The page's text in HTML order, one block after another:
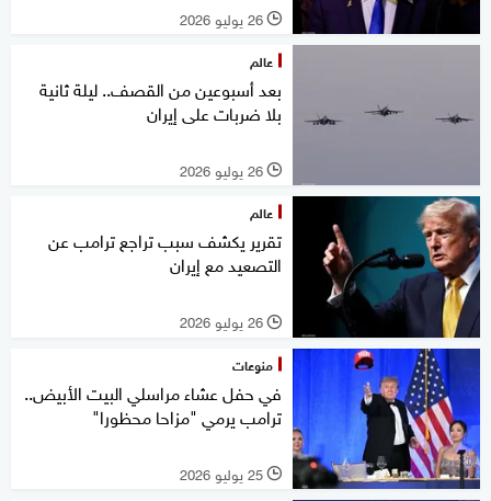
l 26 يوليو 2026
عالم
بعد أسبوعين من القصف.. ليلة ثانية
بلا ضربات على إيران
l 26 يوليو 2026
عالم
تقرير يكشف سبب تراجع ترامب عن
التصعيد مع إيران
l 26 يوليو 2026
منوعات
في حفل عشاء مراسلي البيت الأبيض..
ترامب يرمي "مزاحا محظورا"
l 25 يوليو 2026